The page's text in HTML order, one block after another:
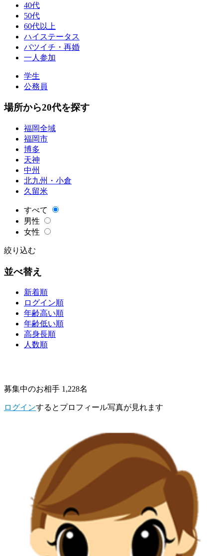
40代
50代
60代以上
ハイステータス
バツイチ・再婚
一人参加
学生
公務員
場所から20代を探す
福岡全域
福岡市
博多
天神
中州
北九州・小倉
久留米
すべて
男性
女性
絞り込む
並べ替え
新着順
ログイン順
年齢高い順
年齢低い順
高身長順
人数順
募集中のお相手 1,228名
ログインするとプロフィール写真が見れます